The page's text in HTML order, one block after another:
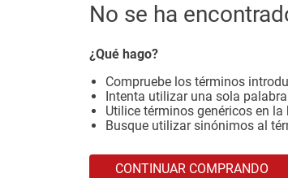
No se ha
¿Qué hago?
Compruebe los términos
Intenta utilizar una sola
Utilice términos genéricos en la
Busque utilizar sinónimos al
CONTINUAR COMPRANDO
3
cómoda estilo
4.
comedor
5.
zapatera
6.
cama
comoda
armario lux